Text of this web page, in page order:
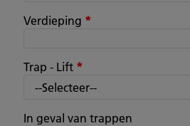
Verdieping *
Trap - Lift *
In geval van trappen